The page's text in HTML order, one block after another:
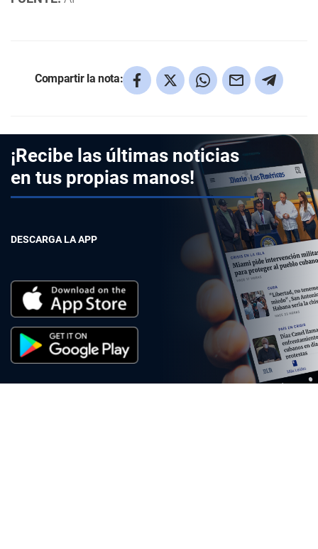
Compartir la nota:
¡Recibe las últimas noticias
en tus propias manos!
DESCARGA LA APP